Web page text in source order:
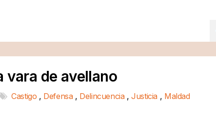
vara de avellano
Castigo , Defensa , Delincuencia ,Justicia , Maldad